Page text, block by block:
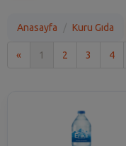
Anasayfa Kuru Gıda
« 1 2 3 4